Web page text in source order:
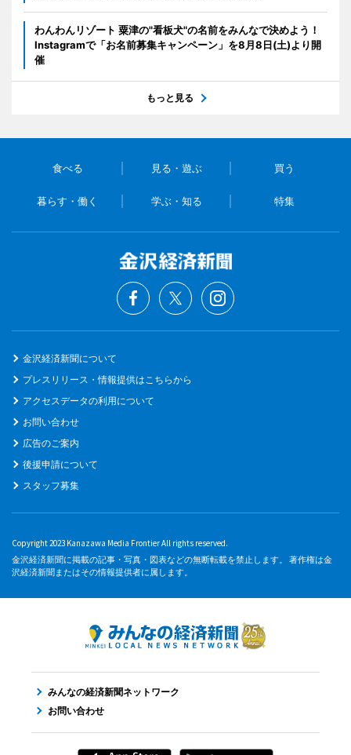
わんわんリゾート 粟津の"看板犬"の名前をみんなで決めよう！
Instagramで「お名前募集キャンペーン」を8月8日(土)より開
催
もっと見る
食べる 見る・遊ぶ 買う
暮らす・働く 学ぶ・知る 特集
金沢経済新聞について
プレスリリース・情報提供はこちらから
アクセスデータの利用について
お問い合わせ
広告のご案内
後援申請について
スタッフ募集
Copyright 2023 Kanazawa Media Frontier All rights reserved.
金沢経済新聞に掲載の記事・写真・図表などの無断転載を禁止します。 著作権は金
沢経済新聞またはその情報提供者に属します。
みんなの経済新聞ネットワーク
お問い合わせ